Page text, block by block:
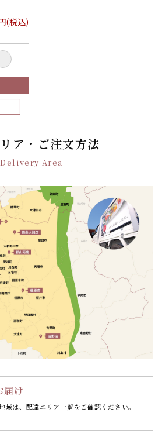
(税込)
+
ア・ご注文方法
Delivery Area
届け
域は、配達エリア一覧をご確認ください。